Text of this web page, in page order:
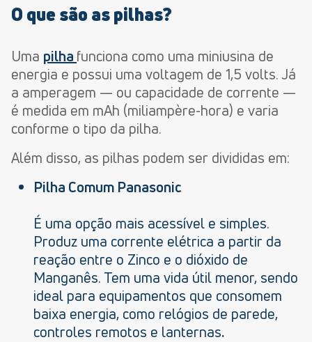
O que são as pilhas?
Uma pilha funciona como uma miniusina de
energia e possui uma voltagem de 1,5 volts. Já
a amperagem — ou capacidade de corrente —
é medida em mAh (miliampère-hora) e varia
conforme o tipo da pilha.
Além disso, as pilhas podem ser divididas em:
Pilha Comum Panasonic
É uma opção mais acessível e simples.
Produz uma corrente elétrica a partir da
reação entre o Zinco e o dióxido de
Manganês. Tem uma vida útil menor, sendo
ideal para equipamentos que consomem
baixa energia, como relógios de parede,
controles remotos e lanternas.